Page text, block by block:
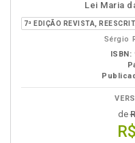
Lei Maria
Sérgio
ISBN:
de